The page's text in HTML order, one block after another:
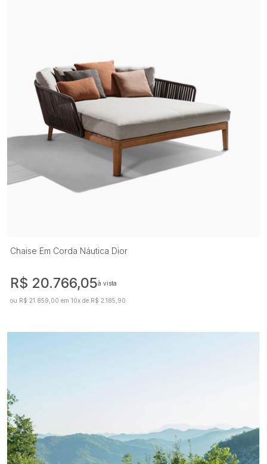
Chaise Em Corda Náutica Dior
R$ 20.766,05à vista
ou R$ 21.859,00 em 10x de R$ 2.185,90